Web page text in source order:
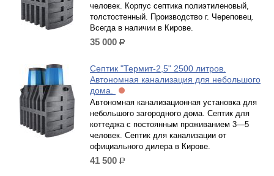
человек. Корпус септика полиэтиленовый,
толстостенный. Производство г. Череповец.
Всегда в наличии в Кирове.
35 000 р.
Септик "Термит-2,5" 2500 литров.
Автономная канализация для небольшого
дома.
Автономная канализационная установка для
небольшого загородного дома. Септик для
коттеджа с постоянным проживанием 3—5
человек. Септик для канализации от
официального дилера в Кирове.
41 500 р.